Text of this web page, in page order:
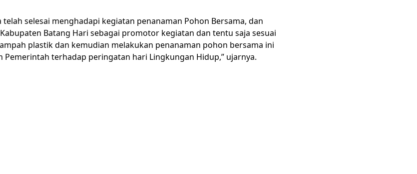
selesai menghadapi kegiatan penanaman Pohon Bersama, dan
Batang Hari sebagai promotor kegiatan dan tentu saja sesuai
plastik dan kemudian melakukan penanaman pohon bersama ini
Pemerintah terhadap peringatan hari Lingkungan Hidup,” ujarnya.